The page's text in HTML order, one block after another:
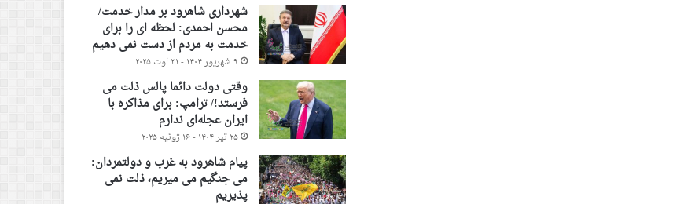
شهرداری شاهرود بر مدار خدمت/
محسن احمدی: لحظه ای را برای
خدمت به مردم از دست نمی دهیم
۹ شهریور ۱۴۰۴ - ۳۱ اوت ۲۰۲۵
وقتی دولت دائما پالس ذلت می
فرستد!/ ترامپ: برای مذاکره با
ایران عجله‌ای ندارم
۲۵ تیر ۱۴۰۴ - ۱۶ ژوئیه ۲۰۲۵
پیام شاهرود به غرب و دولتمردان:
می جنگیم می میریم، ذلت نمی
پذیریم